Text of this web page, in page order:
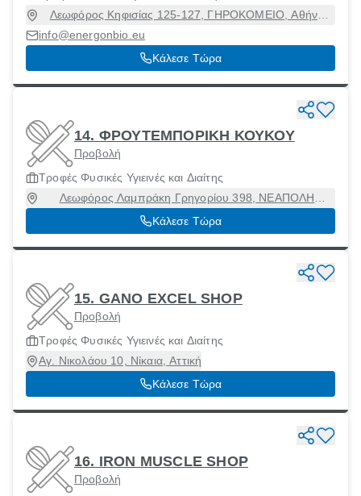
Λεωφόρος Κηφισίας 125-127, ΓΗΡΟΚΟΜΕΙΟ, Αθήνα
[Δήμος], Αττική, 11524
info@energonbio.eu
Κάλεσε Τώρα
14. ΦΡΟΥΤΕΜΠΟΡΙΚΗ ΚΟΥΚΟΥ
Προβολή
Τροφές Φυσικές Υγιεινές και Διαίτης
Λεωφόρος Λαμπράκη Γρηγορίου 398, ΝΕΑΠΟΛΗ
ΝΙΚΑΙΑΣ, Νίκαια, Αττική, 18452
Κάλεσε Τώρα
15. GANO EXCEL SHOP
Προβολή
Τροφές Φυσικές Υγιεινές και Διαίτης
Αγ. Νικολάου 10, Νίκαια, Αττική
Κάλεσε Τώρα
16. IRON MUSCLE SHOP
Προβολή